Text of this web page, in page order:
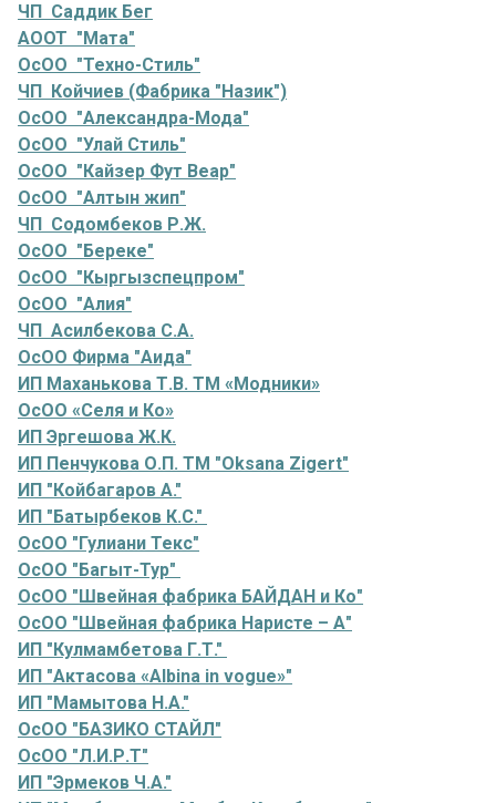
ЧП Саддик Бег
АООТ "Мата"
ОсОО "Техно-Стиль"
ЧП Койчиев (Фабрика "Назик")
ОсОО "Александра-Мода"
ОсОО "Улай Стиль"
ОсОО "Кайзер Фут Веар"
ОсОО "Алтын жип"
ЧП Содомбеков Р.Ж.
ОсОО "Береке"
ОсОО "Кыргызспецпром"
ОсОО "Алия"
ЧП Асилбекова С.А.
ОсОО Фирма "Аида"
ИП Маханькова Т.В. ТМ «Модники»
ОсОО «Селя и Ко»
ИП Эргешова Ж.К.
ИП Пенчукова О.П. ТМ "Oksana Zigert"
ИП "Койбагаров А."
ИП "Батырбеков К.С."
ОсОО "Гулиани Текс"
ОсОО "Багыт-Тур"
ОсОО "Швейная фабрика БАЙДАН и Ко"
ОсОО "Швейная фабрика Наристе – А"
ИП "Кулмамбетова Г.Т."
ИП "Актасова «Albina in vogue»"
ИП "Мамытова Н.А."
ОсОО "БАЗИКО СТАЙЛ"
ОсОО "Л.И.Р.Т"
ИП "Эрмеков Ч.А."